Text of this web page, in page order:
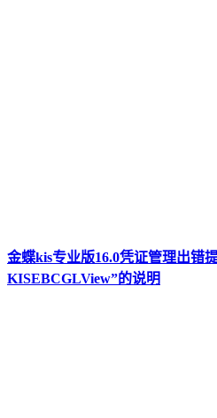
金蝶kis专业版16.0凭证管理出错
KISEBCGLView”的说明